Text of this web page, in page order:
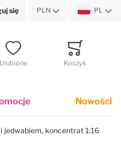
sięWalutaPLN PL
Ulubione Koszyk
Nowości
jedwabiem, koncentrat 1:16